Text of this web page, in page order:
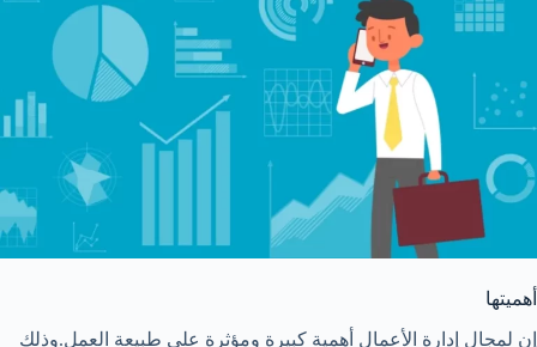
أهميتها
إن لمجال إدارة الأعمال أهمية كبيرة ومؤثرة على طبيعة العمل.وذلك